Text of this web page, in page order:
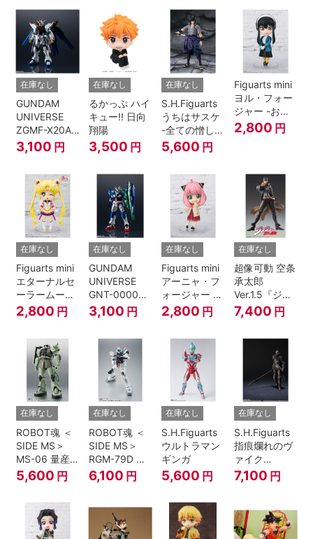
在庫なし
GUNDAM
UNIVERSE
ZGMF-X20A
STRIKE
FREEDOM
3,100 円
在庫なし
るかっぷ ハイ
キュー!! 日向
翔陽
3,500 円
在庫なし
S.H.Figuarts
うちはサスケ
-全ての憎しみ
を背負う者-
『NARUTO -
5,600 円
Figuarts mini
ヨル・フォー
ジャー -おで
けけこーで-
『SPY×FAMILY』
2,800 円
在庫なし
Figuarts mini
エターナルセ
ーラームーン-
Cosmos
edition-『美
ラームーン
Cosmos』
2,800 円
在庫なし
GUNDAM
UNIVERSE
GNT-0000
00 QAN[T]
3,100 円
在庫なし
Figuarts mini
アーニャ・フ
ォージャー -
おでけけこー
で-
2,800 円
在庫なし
超像可動 空条
承太郎
Ver.1.5『ジョ
ジョの奇妙な
冒険 第3部』
7,400 円
在庫なし
ROBOT魂 ＜
SIDE MS＞
MS-06 量産
型ザク ver.
A.N.I.M.E.
5,600 円
在庫なし
ROBOT魂 ＜
SIDE MS＞
RGM-79D ジ
ム寒冷地仕様
ver.
6,100 円
在庫なし
S.H.Figuarts
ウルトラマン
ギンガ
5,600 円
在庫なし
S.H.Figuarts
指痕爛れのヴ
ァイク
『ELDEN
RING』
7,100 円